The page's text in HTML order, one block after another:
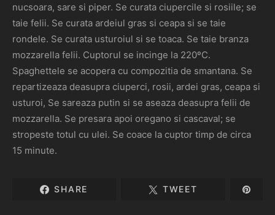
nucsoara, sare si piper. Se curata ciupercile si rosiile; se
taie felii. Se curata ardeiul gras si ceapa si se taie
rondele. Se curata usturoiul si se toaca. Se taie branza
mozzarella felii. Cuptorul se incinge la 220ºC.
Spaghettele se acopera cu compozitia de smantana. Se
repartizeaza deasupra ciuperci, rosii, ardei gras, ceapa si
usturoi, Se sareaza putin si se aseaza deasupra felii de
mozzarella. Se presara apoi oregano si cascaval; se
stropeste totul cu ulei. Se coace la cuptor timp de circa
15 minute.
SHARE TWEET